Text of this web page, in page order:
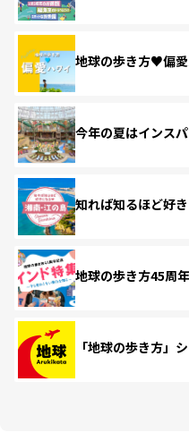
地球の歩き方♥偏
今年の夏はインスパ
知れば知るほど好
地球の歩き方45周
「地球の歩き方」